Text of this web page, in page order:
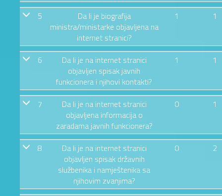
5
Da li je biografija
ministra/ministarke objavljena na
internet stranici?
1 1
6
Da li je na internet stranici
objavljen spisak javnih
funkcionera i njihovi kontakti?
1 1
7
Da li je na internet stranici
objavljena informacija o
zaradama javnih funkcionera?
0 1
8
Da li je na internet stranici
objavljen spisak državnih
službenika i namještenika sa
njihovim zvanjima?
0 2